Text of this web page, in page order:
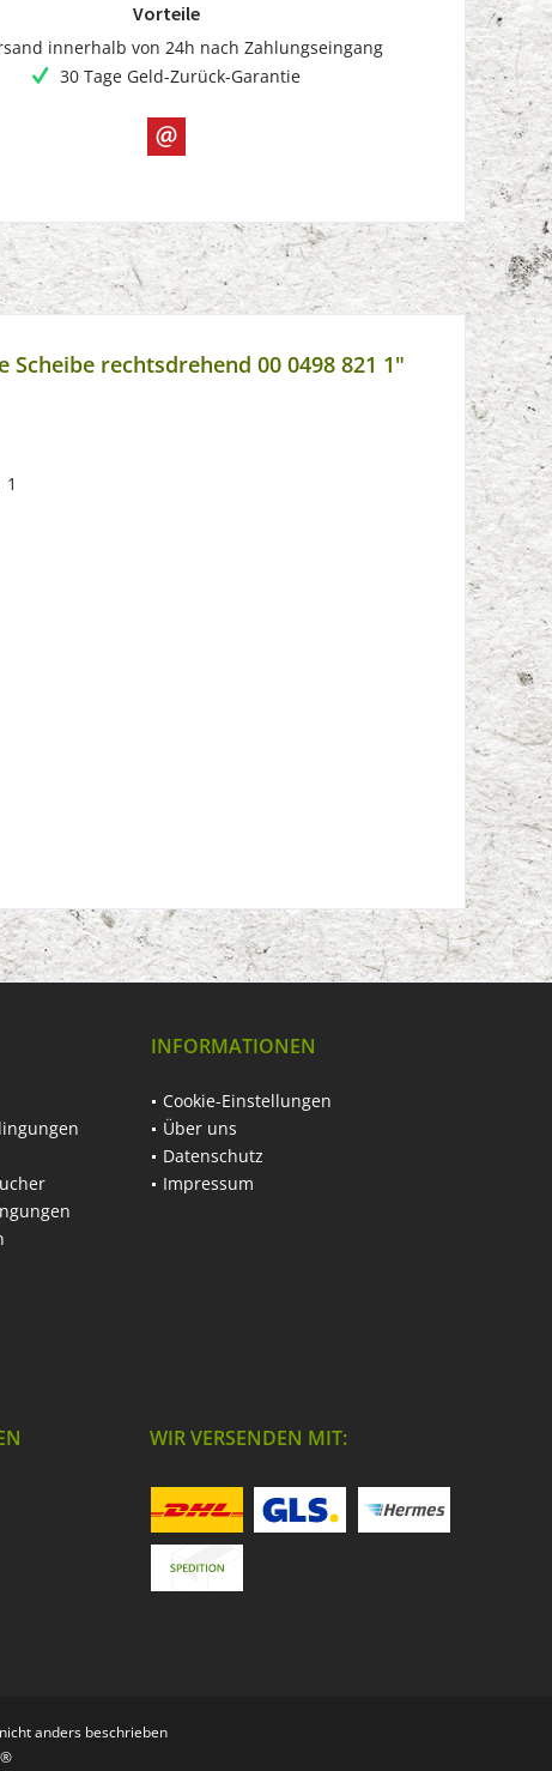
Vorteile
innerhalb von 24h nach Zahlungseingang
30 Tage Geld-Zurück-Garantie
rechtsdrehend 00 0498 821 1"
INFORMATIONEN
Cookie-Einstellungen
Über uns
Datenschutz
Impressum
WIR VERSENDEN MIT:
anders beschrieben